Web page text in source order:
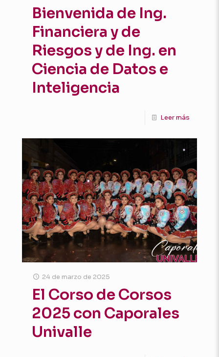
Bienvenida de Ing.
Financiera y de
Riesgos y de Ing. en
Ciencia de Datos e
Inteligencia
Leer más
24 de marzo de 2025
El Corso de Corsos
2025 con Caporales
Univalle